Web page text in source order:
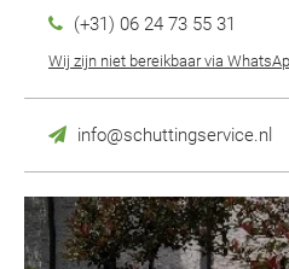
(+31) 06 24 73 55 31
Wij zijn niet bereikbaar via
info@schuttingservice.nl